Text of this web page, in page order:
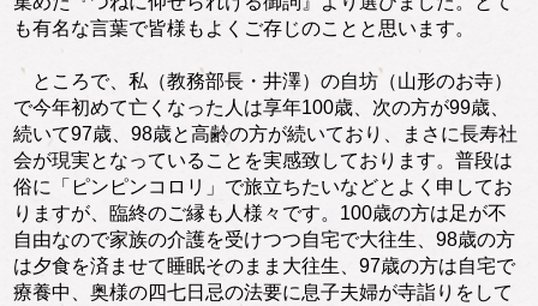
も有名な言葉で皆様もよくご存じのことと思います。
ところで、私（教務部長・井澤）の自坊（山形のお寺）
で今年初めて亡くなった人は享年100歳、次の方が99歳、
続いて97歳、98歳と高齢の方が続いており、まさに長寿社
会が現実となっていることを実感致しております。普段は
俗に「ピンピンコロリ」で旅立ちたいなどとよく申してお
りますが、臨終のご縁も人様々です。100歳の方は足が不
自由なので家族の介護を受けつつ自宅で大往生、98歳の方
は夕食を済ませて睡眠そのまま大往生、97歳の方は自宅で
療養中、奥様の四七日忌の法要に息子夫婦が寺詣りをして